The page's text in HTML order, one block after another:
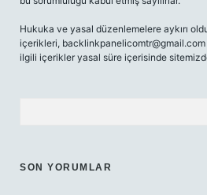
Hukuka ve yasal düzenlemelere aykırı
içerikleri, backlinkpanelicomtr@gmail.com
ilgili içerikler yasal süre içerisinde
SON YORUMLAR